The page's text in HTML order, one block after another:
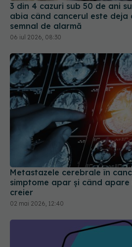
3 din 4 cazuri sub 50 de ani
abia când cancerul este deja
semnal de alarmă
06 iul 2026, 08:30
Metastazele cerebrale în
simptome apar și când
creier
02 mai 2026, 12:40